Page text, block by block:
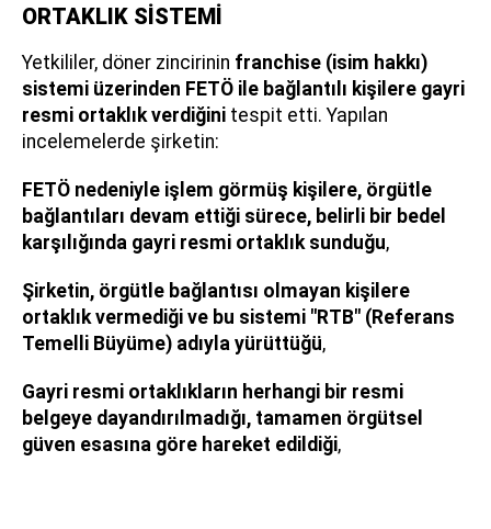
ORTAKLIK SİSTEMİ
Yetkililer, döner zincirinin franchise (isim hakkı)
sistemi üzerinden FETÖ ile bağlantılı kişilere gayri
resmi ortaklık verdiğini tespit etti. Yapılan
incelemelerde şirketin:
FETÖ nedeniyle işlem görmüş kişilere, örgütle
bağlantıları devam ettiği sürece, belirli bir bedel
karşılığında gayri resmi ortaklık sunduğu,
Şirketin, örgütle bağlantısı olmayan kişilere
ortaklık vermediği ve bu sistemi "RTB" (Referans
Temelli Büyüme) adıyla yürüttüğü,
Gayri resmi ortaklıkların herhangi bir resmi
belgeye dayandırılmadığı, tamamen örgütsel
güven esasına göre hareket edildiği,